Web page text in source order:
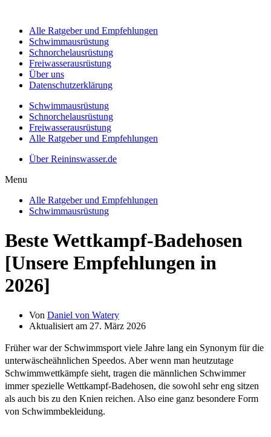
Alle Ratgeber und Empfehlungen
Schwimmausrüstung
Schnorchelausrüstung
Freiwasserausrüstung
Über uns
Datenschutzerklärung
Schwimmausrüstung
Schnorchelausrüstung
Freiwasserausrüstung
Alle Ratgeber und Empfehlungen
Über Reininswasser.de
Menu
Alle Ratgeber und Empfehlungen
Schwimmausrüstung
Beste Wettkampf-Badehosen
[Unsere Empfehlungen in
2026]
Von Daniel von Watery
Aktualisiert am 27. März 2026
Früher war der Schwimmsport viele Jahre lang ein Synonym für die
unterwäscheähnlichen Speedos. Aber wenn man heutzutage
Schwimmwettkämpfe sieht, tragen die männlichen Schwimmer
immer spezielle Wettkampf-Badehosen, die sowohl sehr eng sitzen
als auch bis zu den Knien reichen. Also eine ganz besondere Form
von Schwimmbekleidung.